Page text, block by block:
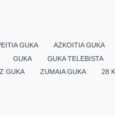
GUKA AZKOITIA GUKA
GUKA GUKA TELEBISTA
GUKA ZUMAIA GUKA 28